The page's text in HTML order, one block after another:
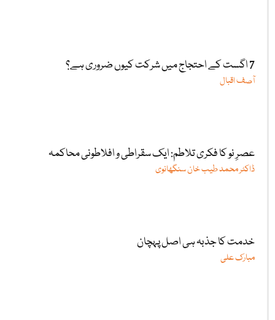
7 اگست کے احتجاج میں شرکت کیوں ضروری ہے؟
آصف اقبال
عصرِ نو کا فکری تلاطم: ایک سقراطی و افلاطونی محاکمہ
ڈاکٹر محمد طیب خان سنگھانوی
خدمت کا جذبہ ہی اصل پہچان
مبارک علی